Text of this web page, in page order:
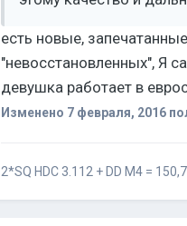
есть новые,
"невосстановленных", Я
девушка работает в
Изменено 7 февраля, 2016
2*SQ HDC 3.112 + DD M4 =